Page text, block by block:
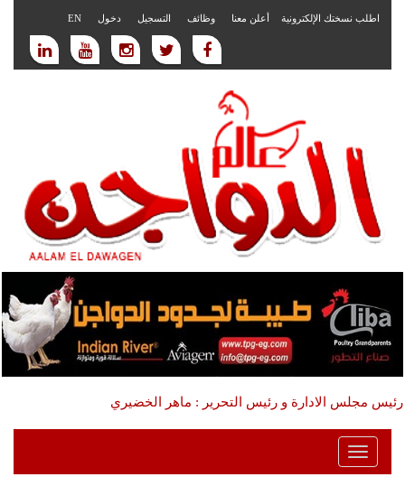
اطلب نسختك الإلكترونية أعلن معنا وظائف التسجيل دخول EN
رئيس مجلس الادارة و رئيس التحرير : ماهر الخضيري
Toggle
Navigation